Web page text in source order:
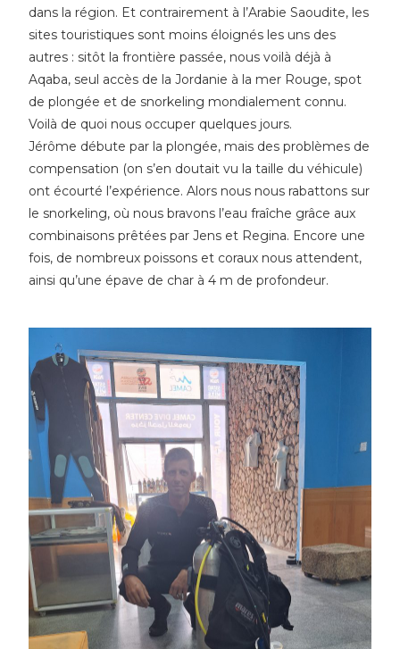
dans la région. Et contrairement à l’Arabie Saoudite, les
sites touristiques sont moins éloignés les uns des
autres : sitôt la frontière passée, nous voilà déjà à
Aqaba, seul accès de la Jordanie à la mer Rouge, spot
de plongée et de snorkeling mondialement connu.
Voilà de quoi nous occuper quelques jours.
Jérôme débute par la plongée, mais des problèmes de
compensation (on s’en doutait vu la taille du véhicule)
ont écourté l’expérience. Alors nous nous rabattons sur
le snorkeling, où nous bravons l’eau fraîche grâce aux
combinaisons prêtées par Jens et Regina. Encore une
fois, de nombreux poissons et coraux nous attendent,
ainsi qu’une épave de char à 4 m de profondeur.